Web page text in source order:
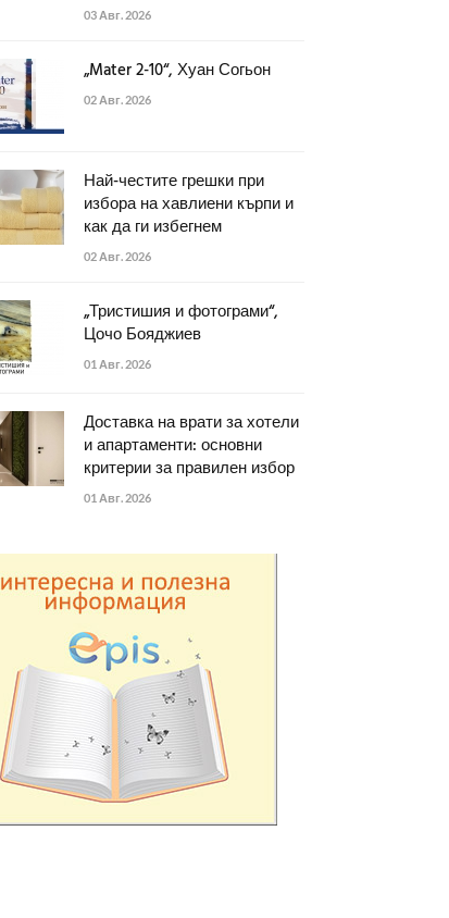
03 Авг. 2026
„Mater 2-10“, Хуан Согьон
02 Авг. 2026
Най-честите грешки при
избора на хавлиени кърпи и
как да ги избегнем
02 Авг. 2026
„Тристишия и фотограми“,
Цочо Бояджиев
01 Авг. 2026
Доставка на врати за хотели
и апартаменти: основни
критерии за правилен избор
01 Авг. 2026